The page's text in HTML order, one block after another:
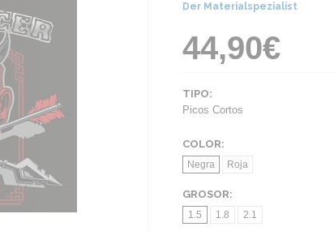
Der Materialspezialist
44,90€
TIPO:
Picos Cortos
COLOR:
Negra Roja
GROSOR:
1.5 1.8 2.1